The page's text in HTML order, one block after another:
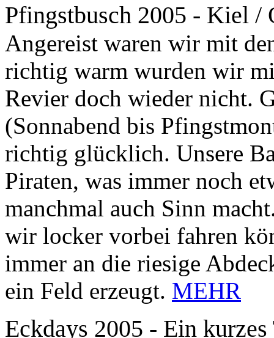
Pfingstbusch 2005 - Kiel /
Angereist waren wir mit
richtig warm wurden wir
Revier doch wieder nicht.
(Sonnabend bis
richtig glücklich. Unsere
Piraten, was immer noch
manchmal auch Sinn
wir locker vorbei fahren
immer an die riesige
ein Feld erzeugt. MEHR
Eckdays 2005 - Ein